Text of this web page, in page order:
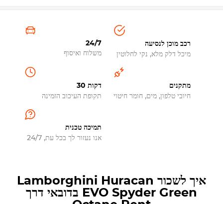
24/7
משלוח ואיסוף
רכב מוכן לנסיעה
מיכל דלק מלא, נקי לחלוטין
30 דקות
תקופת העיכוב הזמינה
מתקנים
חיובי טלפון, מים, חומר חיטוי
תמיכה טכנית
אנו נעזור לך בכל עת, 24/7
איך לשכור Lamborghini Huracan
EVO Spyder Green בדובאי דרך